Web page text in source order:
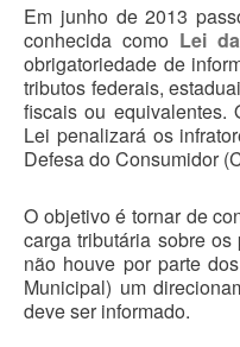
Em junho de 2013
conhecida como Lei
obrigatoriedade de
tributos federais,
fiscais ou equivalentes.
Lei penalizará os
Defesa do Consumidor
O objetivo é tornar de
carga tributária sobre
não houve por parte
Municipal) um
deve ser informado.